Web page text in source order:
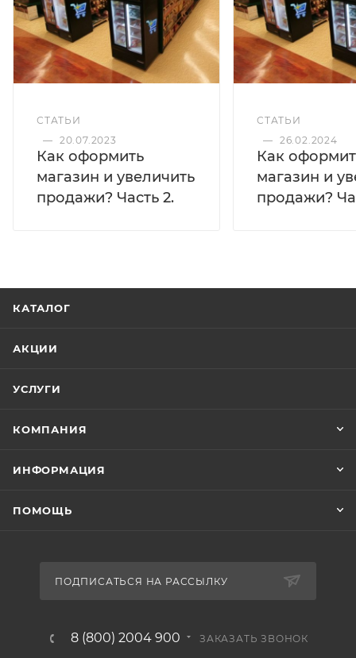
СТАТЬИ
— 20.07.2023
Как оформить
магазин и увеличить
продажи? Часть 2.
СТАТЬИ
— 26.02.2024
Как
магазин и
продажи?
КАТАЛОГ
АКЦИИ
УСЛУГИ
КОМПАНИЯ
ИНФОРМАЦИЯ
ПОМОЩЬ
ПОДПИСАТЬСЯ НА РАССЫЛКУ
8 (800) 2004 900 ЗАКАЗАТЬ ЗВОНОК